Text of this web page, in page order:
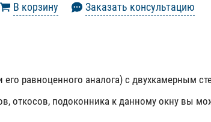
В корзину Заказать консультацию
равноценного аналога) с двухкамерным
откосов, подоконника к данному окну вы